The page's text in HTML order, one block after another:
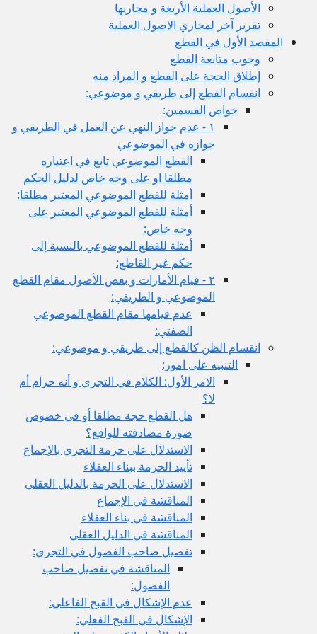
العملية الأربعة و مجاريها
آخر لمجاري الاصول العملية
في القطع
متابعة القطع
الحجة على القطع و المراد منه
القطع إلى طريقي و موضوعي:
خواص القسمين:
١ - عدم جواز النهي عن العمل في الطريقي و
جوازه في الموضوعي
القطع الموضوعي تابع في اعتباره
مطلقا او على وجه خاص لدليل الحكم
أمثلة للقطع الموضوعي المعتبر مطلقا:
أمثلة للقطع الموضوعي المعتبر على
أمثلة للقطع الموضوعي بالنسبة إلى
٢ - قيام الأمارات و بعض الأصول مقام القطع
الموضوعي و الطريقي:
عدم قيامها مقام القطع الموضوعي
الظن كالقطع إلى طريقي و موضوعي:
التنبيه على امور:
الامر الأول: الكلام في التجري و أنه حرام أم
هل القطع حجة مطلقا أو في خصوص
صورة مصادفته للواقع؟
الاستدلال على حرمة التجري بالإجماع
تأييد الحرمة ببناء العقلاء
الاستدلال على الحرمة بالدليل العقلي
المناقشة في الإجماع
المناقشة في بناء العقلاء
المناقشة في الدليل العقلي
تفصيل صاحب الفصول في التجري:
المناقشة في تفصيل صاحب
عدم الإشكال في القبح الفاعلي:
الإشكال في القبح الفعلي: